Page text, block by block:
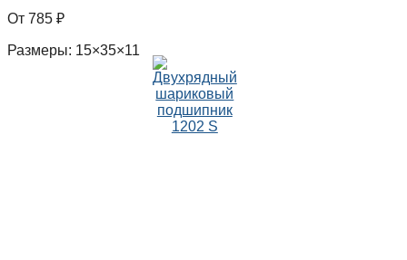
785 ₽
Размеры: 15×35×11